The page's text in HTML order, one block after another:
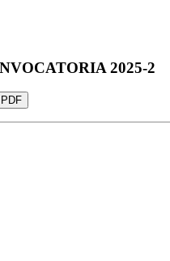
2025-2